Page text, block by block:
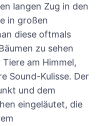
langen Zug in den
in großen
diese oftmals
zu sehen
am Himmel,
Sound-Kulisse. Der
und dem
eingeläutet, die